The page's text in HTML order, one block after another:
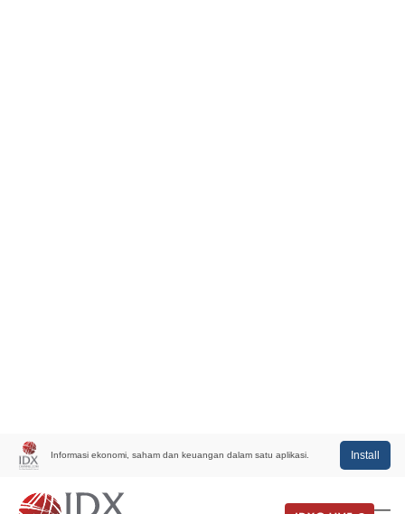
Informasi ekonomi, saham dan keuangan dalam satu aplikasi. Install